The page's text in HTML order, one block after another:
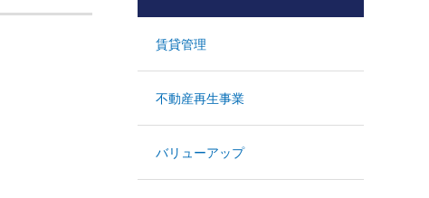
賃貸管理
不動産再生事業
バリューアップ